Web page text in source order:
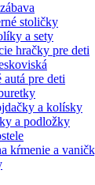
stoličky
a sety
hračky pre deti
pre deti
a kolísky
a podložky
kŕmenie a